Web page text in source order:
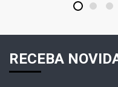
1 2 3
RECEBA